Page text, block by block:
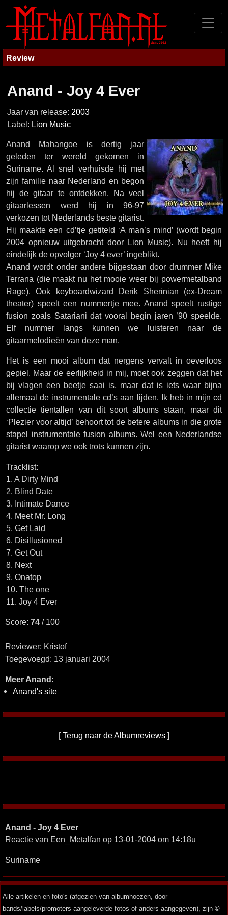
Review
Anand - Joy 4 Ever
Jaar van release: 2003
Label: Lion Music
Anand Mahangoe is dertig jaar
geleden ter wereld gekomen in
Suriname. Al snel verhuisde hij met
zijn familie naar Nederland en begon
hij de gitaar te ontdekken. Na veel
gitaarlessen werd hij in 96-97
verkozen tot Nederlands beste gitarist.
Hij maakte een cd’tje getiteld ‘A man’s mind’ (wordt begin
2004 opnieuw uitgebracht door Lion Music). Nu heeft hij
eindelijk de opvolger ‘Joy 4 ever’ ingeblikt.
Anand wordt onder andere bijgestaan door drummer Mike
Terrana (die maakt nu het mooie weer bij powermetalband
Rage). Ook keyboardwizard Derik Sherinian (ex-Dream
theater) speelt een nummertje mee. Anand speelt rustige
fusion zoals Satariani dat vooral begin jaren ’90 speelde.
Elf nummer langs kunnen we luisteren naar de
gitaarmelodieën van deze man.
Het is een mooi album dat nergens vervalt in oeverloos
gepiel. Maar de eerlijkheid in mij, moet ook zeggen dat het
bij vlagen een beetje saai is, maar dat is iets waar bijna
allemaal de instrumentale cd’s aan lijden. Ik heb in mijn cd
collectie tientallen van dit soort albums staan, maar dit
‘Plezier voor altijd’ behoort tot de betere albums in die grote
stapel instrumentale fusion albums. Wel een Nederlandse
gitarist waarop we ook trots kunnen zijn.
Tracklist:
1. A Dirty Mind
2. Blind Date
3. Intimate Dance
4. Meet Mr. Long
5. Get Laid
6. Disillusioned
7. Get Out
8. Next
9. Onatop
10. The one
11. Joy 4 Ever
Score: 74 / 100
Reviewer: Kristof
Toegevoegd: 13 januari 2004
Meer Anand:
Anand's site
[Terug naar de Albumreviews ]
Anand - Joy 4 Ever
Reactie van Een_Metalfan op 13-01-2004 om 14:18u
Suriname
Alle artikelen en foto's (afgezien van albumhoezen, door
bands/labels/promoters aangeleverde fotos of anders aangegeven), zijn ©